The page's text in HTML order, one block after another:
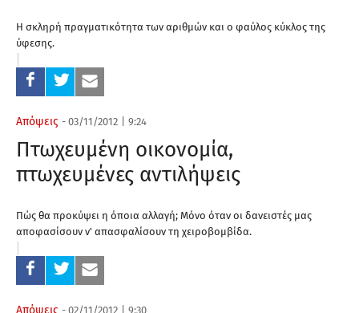
Η σκληρή πραγματικότητα των αριθμών και ο φαύλος κύκλος της
ύφεσης.
Απόψεις - 03/11/2012 9:24
Πτωχευμένη οικονομία,
πτωχευμένες αντιλήψεις
Πώς θα προκύψει η όποια αλλαγή; Μόνο όταν οι δανειστές μας
αποφασίσουν ν' απασφαλίσουν τη χειροβομβίδα.
Απόψεις - 02/11/2012 9:30